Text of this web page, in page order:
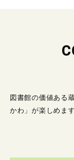
図書館の価値ある
かわ」が楽しめます